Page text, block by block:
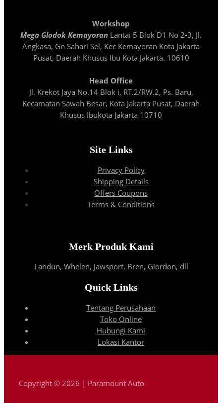
Workshop
Mega Glodok Kemayoran Lantai 5 Blok D1 No 2-3, Jl.
Angkasa, Gn Sahari Sel, Kec Kemayoran Kota Jakarta
Pusat, Daerah Khusus Ibu Kota Jakarta. 10610
Head Office
Jl. Krekot Jaya No.14 Blok i, RT.2/RW.2, Ps. Baru,
Kecamatan Sawah Besar, Kota Jakarta Pusat, Daerah
Khusus Ibukota Jakarta 10710
Site Links
Privacy Policy
Shipping Details
Offers Coupons
Terms & Conditions
Merk Produk Kami
Landun, Whelen, Jawsport, Bren, Giordon, dll
Quick Links
Tentang Perusahaan
Toko Online
Hubungi Kami
Lokasi Kantor
Copyright © 2026 | Paramount Auto